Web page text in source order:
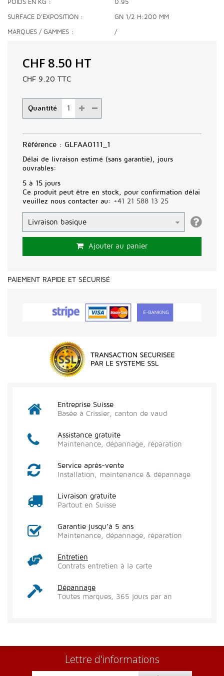
POIDS EN KG 0.95
SURFACE D'EXPOSITION GN 1/2 H:200 MM
MARQUES / GAMMES /
Quantité
CHF 8.50 HT
CHF 9.20 TTC
Référence : GLFAA0111_1
Délai de livraison estimé (sans garantie), jours
ouvrables:
5 à 15 jours
Ce produit peut être en stock, pour confirmation délai
veuillez nous contacter au: +41 21 588 13 25
Ajouter au panier
PAIEMENT RAPIDE ET SÉCURISÉ
Entreprise Suisse
Basée à Crissier, canton de vaud
Assistance gratuite
Maintenance, dépannage, réparation
Service après-vente
Installation, maintenance & dépannage
Livraison gratuite
Partout en Suisse
Garantie jusqu’à 5 ans
Maintenance, dépannage, réparation
Entretien
Contrats entretien à la carte
Dépannage
Toutes marques, 365 jours par an
Lettre d'informations